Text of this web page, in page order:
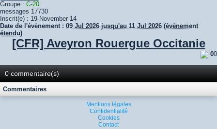
Groupe : C-20
messages 17730
Inscrit(e) : 19-November 14
Date de l'évènement : 09 Jul 2026 jusqu'au 11 Jul 2026 (évènement
étendu)
[CFR] Aveyron Rouergue Occitanie
0
0
0 commentaire(s)
Commentaires
Mentions légales
Confidentialité
Cookies
Contact